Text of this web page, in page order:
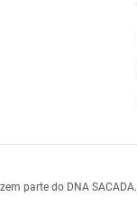
parte do DNA SACADA.